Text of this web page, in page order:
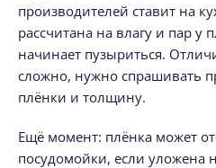
производителей ставит на
рассчитана на влагу и пар у
начинает пузыриться.
сложно, нужно спрашивать
плёнки и толщину.
Ещё момент: плёнка может
посудомойки, если уложена